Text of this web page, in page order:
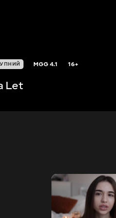
MGG4.1 16+
Let